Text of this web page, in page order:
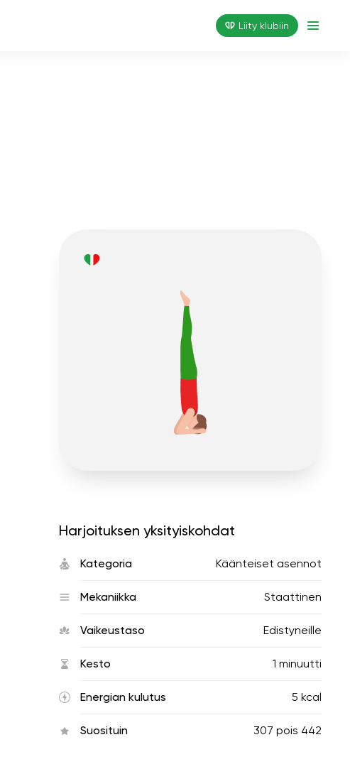
Liity klubiin
Harjoituksen yksityiskohdat
Kategoria Käänteiset asennot
Mekaniikka Staattinen
Vaikeustaso Edistyneille
Kesto 1 minuutti
Energian kulutus 5 kcal
Suosituin 307 pois 442